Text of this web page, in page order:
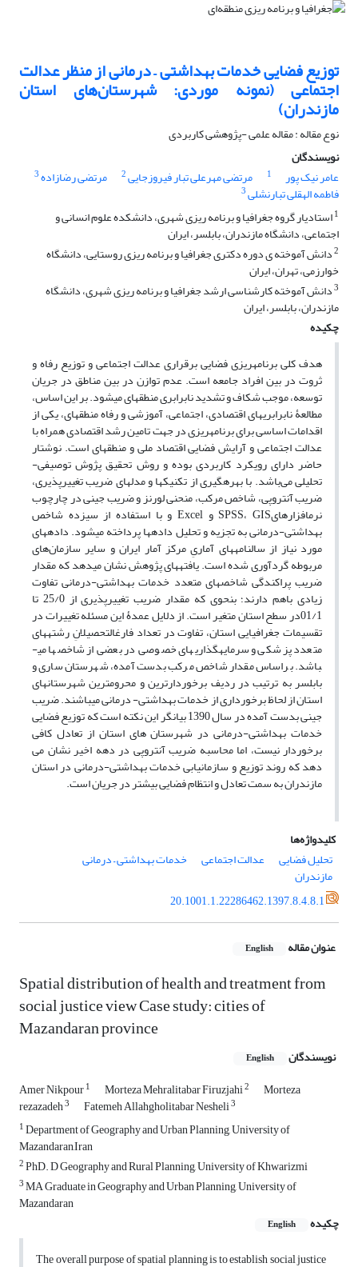
توزیع فضایی خدمات بهداشتی – درمانی از منظر عدالت
اجتماعی (نمونه موردی: شهرستان‌های استان
مازندران)
نوع مقاله : مقاله علمی -پژوهشی کاربردی
نویسندگان
عامر نیک پور
1 مرتضی مهرعلی تبار فیروزجایی2 مرتضی رضازاده3
فاطمه الهقلی تبارنشلی3
1استادیار گروه جغرافیا و برنامه ریزی شهری، دانشکده علوم انسانی و
اجتماعی، دانشگاه مازندران، بابلسر، ایران
2دانش آموخته ی دوره دکتری جغرافیا و برنامه ریزی روستایی، دانشگاه
خوارزمی، تهران، ایران
3دانش آموخته کارشناسی ارشد جغرافیا و برنامه ریزی شهری، دانشگاه
مازندران، بابلسر، ایران
چکیده
هدف کلی برنامه­ریزی فضایی برقراری عدالت اجتماعی و توزیع رفاه و
ثروت در بین افراد جامعه است. عدم توازن در بین مناطق در جریان
توسعه، موجب شکاف و تشدید نابرابری منطقه­ای می­شود. بر این اساس،
مطالعۀ نابرابری­های اقتصادی، اجتماعی، آموزشی و رفاه منطقه­ای، یکی از
اقدامات اساسی برای برنامه­ریزی در جهت تامین رشد اقتصادی همراه با
عدالت اجتماعی و آرایش فضایی اقتصاد ملی و منطقه­ای است. نوشتار
حاضر دارای رویکرد کاربردی بوده و روش تحقیق پژوش توصیفی-
تحلیلی می‌باشد. با بهره­گیری از تکنیک­ها و مدل­های ضریب تغییرپذیری،
ضریب آنتروپی، شاخص مرکب، منحنی لورنز و ضریب جینی در چارچوب
نرم­افزارهایSPSS، GIS و Excel و با استفاده از سیزده شاخص
بهداشتی-درمانی به تجزیه و تحلیل داده­ها پرداخته می­شود. داده­های
مورد نیاز از سالنامه­های آماریِ مرکز آمار ایران و سایر سازمان‌های
مربوطه گردآوری شده است. یافته­های پژوهش نشان می­دهد که مقدار
ضریب پراکندگی شاخص­های متعدد خدمات بهداشتی-درمانی تفاوت
زیادی باهم دارند؛ بنحوی که مقدار ضریب تغییرپذیری از 25/0 تا
01/1در سطح استان متغیر است. از دلایل عمدۀ این مسئله تغییرات در
تقسیمات جغرافیایی استان، تفاوت در تعداد فارغ­التحصیلانِ رشته­های
متعدد پزشکی و سرمایه­گذاری­های خصوصی در بعضی از شاخص­ها می­
باشد. براساس مقدار شاخص مرکب بدست آمده، شهرستان­ ساری و
بابلسر به ترتیب در ردیف برخوردارترین و محروم­ترین شهرستان­های
استان از لحاظ برخورداری از خدمات بهداشتی- درمانی می­باشند. ضریب
جینی بدست آمده در سال 1390 بیانگر این نکته است که توزیع فضایی
خدمات بهداشتی-درمانی در شهرستان های استان از تعادل کافی
برخوردار نیست، اما محاسبه ضریب آنتروپی در دهه اخیر نشان می
دهد که روند توزیع و سازمان­یابی خدمات بهداشتی-درمانی در استان
مازندران به سمت تعادل و انتظام فضایی بیشتر در جریان است.
کلیدواژه‌ها
تحلیل فضایی
عدالت اجتماعی خدمات­ بهداشتی – درمانی
مازندران
20.1001.1.22286462.1397.8.4.8.1
عنوان مقاله English
Spatial distribution of health and treatment from
social justice view Case study: cities of
Mazandaran province
نویسندگان English
Amer Nikpour1 Morteza Mehralitabar Firuzjahi2 Morteza
rezazadeh3 Fatemeh Allahgholitabar Nesheli3
1Department of Geography and Urban Planning, University of
Mazandaran,Iran
2PhD. D Geography and Rural Planning, University of Khwarizmi
3MA Graduate in Geography and Urban Planning, University of
Mazandaran
چکیده
English
The overall purpose of spatial planning is to establish social justice